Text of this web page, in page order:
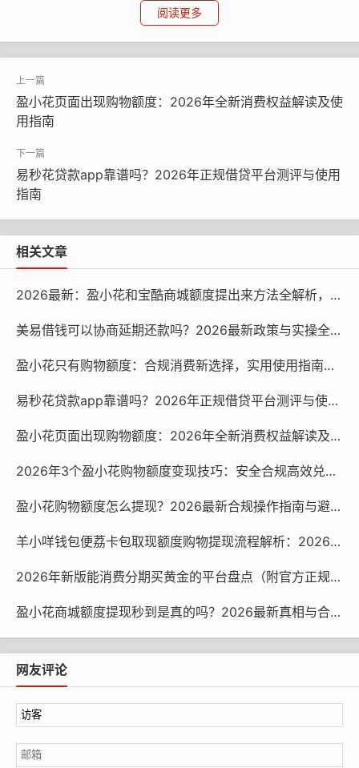
提交借款申请后，我原本以为要等几个小时，没想到不到
打到了绑定的银行卡里。后来了解到，盈小花借钱依托大
数据风控系统，能快速完成用户资质评估，对于信用良好
的用户，审核速度确实比较快。不过如果是首次申请或者
信用记录有波动的用户，审核时间可能会稍长一些。
3. 还款阶段：灵活选项与贴心提醒
我选择了分3期还款，每期还款金额在1700元左右，包含
方式，我设置了自动扣款，避免忘记还款导致逾期。平台
还会在还款日前3天通过APP推送和短信发送还款提醒，
这点非常贴心，有效降低了逾期风险。到期时自动扣款顺
盈小花借钱亲身经历后的总结：优
经过这次盈小花借钱亲身经历，我总结了几个平台的优势
适合应急需求；还款方式灵活，提醒机制完善；利率在合
避坑要点：一定要如实填写申请信息，避免影响审核和额
度；借款前仔细阅读借款合同，确认利率、还款期限等细
节；根据自身还款能力选择借款金额和期限，不要过度借
贷；按时还款，维护个人信用记录。
总的来说，这次盈小花借钱亲身经历让我对小额借款平台
有了更真实的认知。对于有短期应急资金需求、信用良好
的用户来说，盈小花是一个值得考虑的选择，但前提是要
理性借款，避免陷入过度负债的困境。如果你也有小额借
款的需求，不妨结合自身情况参考我的体验，做出合适的
选择。
阅读更多
盈小花页面出现购物额度：2026年全新消费权益解读及使
用指南
易秒花贷款app靠谱吗？2026年正规借贷平台测评与使用
指南
相关文章
2026最新：盈小花和宝酷商城额度提出来方法全解析，安全合规变现攻略
美易借钱可以协商延期还款吗？2026最新政策与实操全指南
盈小花只有购物额度：合规消费新选择，实用使用指南全解析
易秒花贷款app靠谱吗？2026年正规借贷平台测评与使用指南
盈小花页面出现购物额度：2026年全新消费权益解读及使用指南
2026年3个盈小花购物额度变现技巧：安全合规高效兑现指南
盈小花购物额度怎么提现？2026最新合规操作指南与避坑技巧
羊小咩钱包便荔卡包取现额度购物提现流程解析：2026合规操作指南
2026年新版能消费分期买黄金的平台盘点（附官方正规链接）
盈小花商城额度提现秒到是真的吗？2026最新真相与合规操作指南
网友评论